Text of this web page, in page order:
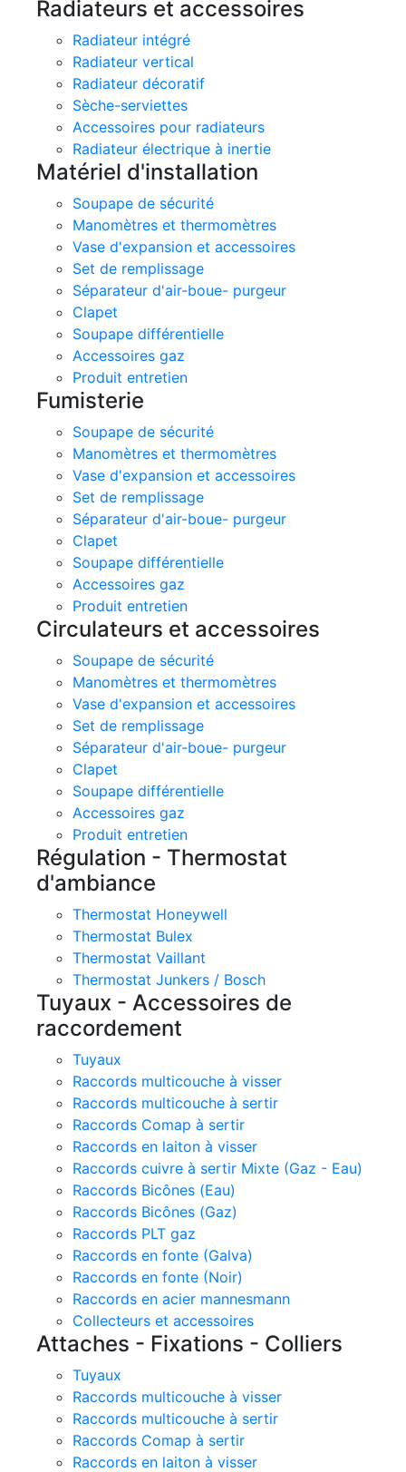
Radiateurs et accessoires
Radiateur intégré
Radiateur vertical
Radiateur décoratif
Sèche-serviettes
Accessoires pour radiateurs
Radiateur électrique à inertie
Matériel d'installation
Soupape de sécurité
Manomètres et thermomètres
Vase d'expansion et accessoires
Set de remplissage
Séparateur d'air-boue- purgeur
Clapet
Soupape différentielle
Accessoires gaz
Produit entretien
Fumisterie
Soupape de sécurité
Manomètres et thermomètres
Vase d'expansion et accessoires
Set de remplissage
Séparateur d'air-boue- purgeur
Clapet
Soupape différentielle
Accessoires gaz
Produit entretien
Circulateurs et accessoires
Soupape de sécurité
Manomètres et thermomètres
Vase d'expansion et accessoires
Set de remplissage
Séparateur d'air-boue- purgeur
Clapet
Soupape différentielle
Accessoires gaz
Produit entretien
Régulation - Thermostat
d'ambiance
Thermostat Honeywell
Thermostat Bulex
Thermostat Vaillant
Thermostat Junkers / Bosch
Tuyaux - Accessoires de
raccordement
Tuyaux
Raccords multicouche à visser
Raccords multicouche à sertir
Raccords Comap à sertir
Raccords en laiton à visser
Raccords cuivre à sertir Mixte (Gaz - Eau)
Raccords Bicônes (Eau)
Raccords Bicônes (Gaz)
Raccords PLT gaz
Raccords en fonte (Galva)
Raccords en fonte (Noir)
Raccords en acier mannesmann
Collecteurs et accessoires
Attaches - Fixations - Colliers
Tuyaux
Raccords multicouche à visser
Raccords multicouche à sertir
Raccords Comap à sertir
Raccords en laiton à visser